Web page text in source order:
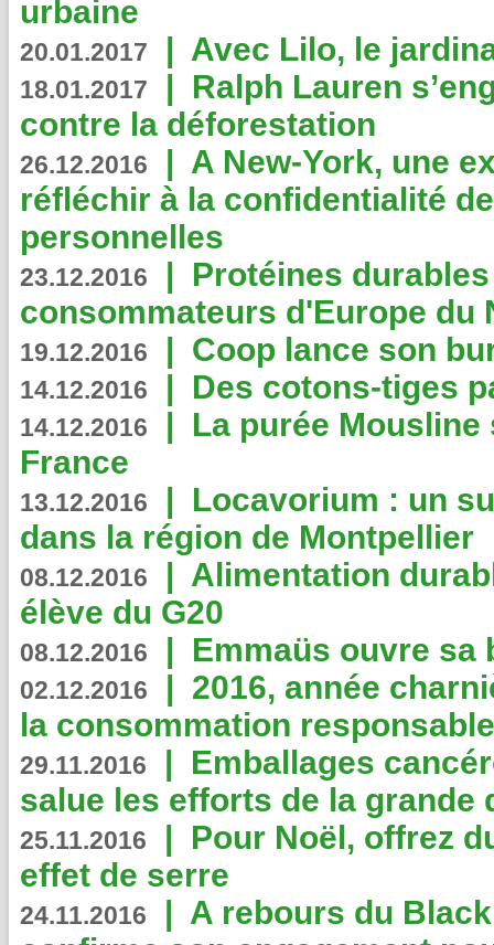
urbaine
20.01.2017 | Avec Lilo, le
18.01.2017 | Ralph Lauren
contre la déforestation
26.12.2016 | A New-York, une
réfléchir à la confidentialité
personnelles
23.12.2016 | Protéines
consommateurs d'Europe du
19.12.2016 | Coop lance son
14.12.2016 | Des cotons-tiges
14.12.2016 | La purée
France
13.12.2016 | Locavorium : un
dans la région de Montpellier
08.12.2016 | Alimentation
élève du G20
08.12.2016 | Emmaüs ouvre sa
02.12.2016 | 2016, année
la consommation
29.11.2016 | Emballages
salue les efforts de la grande
25.11.2016 | Pour Noël, offrez
effet de serre
24.11.2016 | A rebours du